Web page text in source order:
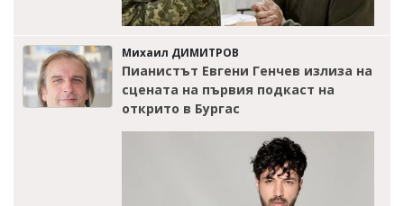
Михаил ДИМИТРОВ
Пианистът Евгени Генчев излиза на
сцената на първия подкаст на
открито в Бургас